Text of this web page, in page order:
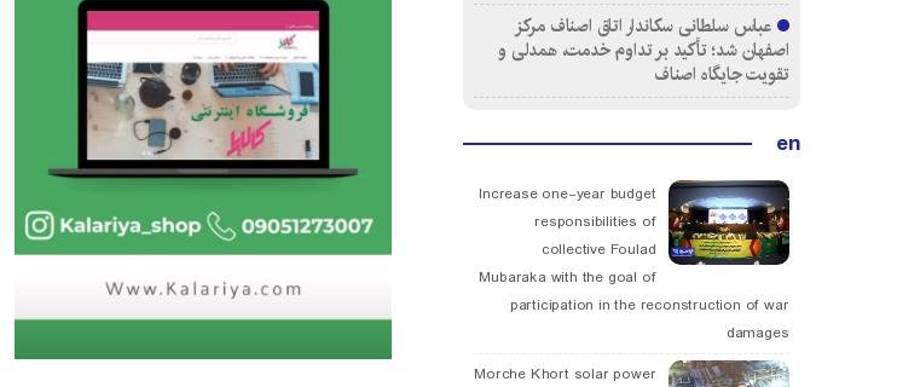
عباس سلطانی سکاندار اتاق اصناف مرکز
اصفهان شد؛ تأکید بر تداوم خدمت، همدلی و
تقویت جایگاه اصناف
en
Increase one-year budget
responsibilities of
collective Foulad
Mubaraka with the goal of
participation in the reconstruction of war
damages
Morche Khort solar power